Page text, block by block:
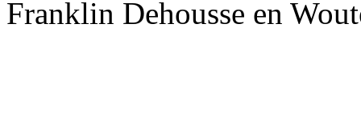
Franklin Dehousse en